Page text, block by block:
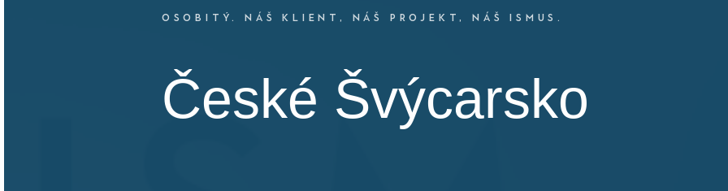
OSOBITÝ. NÁŠ KLIENT, NÁŠ PROJEKT, NÁŠ ISMUS.
České Švýcarsko